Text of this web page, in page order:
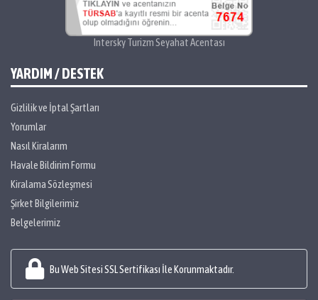
Intersky Turizm Seyahat Acentası
YARDIM / DESTEK
Gizlilik ve İptal Şartları
Yorumlar
Nasıl Kiralarım
Havale Bildirim Formu
Kiralama Sözleşmesi
Şirket Bilgilerimiz
Belgelerimiz
Bu Web Sitesi SSL Sertifikası İle Korunmaktadır.